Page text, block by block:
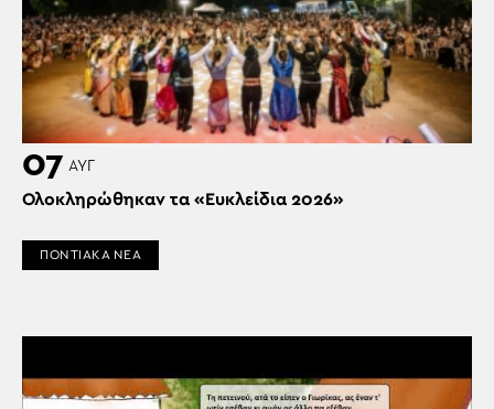
07 ΑΥΓ
Ολοκληρώθηκαν τα «Ευκλείδια 2026»
ΠΟΝΤΙΑΚΑ ΝΕΑ